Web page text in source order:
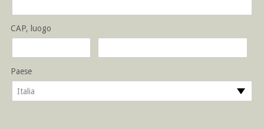
CAP, luogo
Paese
Italia